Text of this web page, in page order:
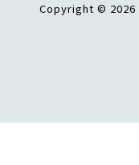
Copyright © 2026